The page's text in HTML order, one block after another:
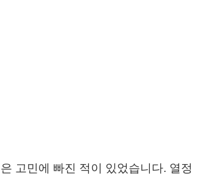
고민에 빠진 적이 있었습니다. 열정